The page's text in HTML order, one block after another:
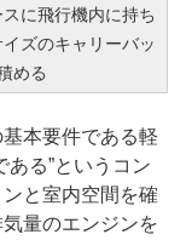
に飛行機内に持ち
ズのキャリーバッ
める
本要件である軽
ある”というコン
と室内空間を確
量のエンジンを